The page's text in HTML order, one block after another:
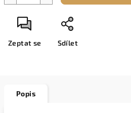
Zeptat se Sdílet
Popis